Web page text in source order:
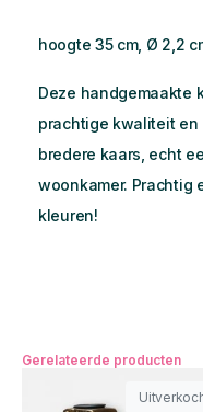
hoogte 35 cm, Ø 2,2
Deze handgemaakte
prachtige kwaliteit en
bredere kaars, echt
woonkamer. Prachtig
kleuren!
Gerelateerde producten